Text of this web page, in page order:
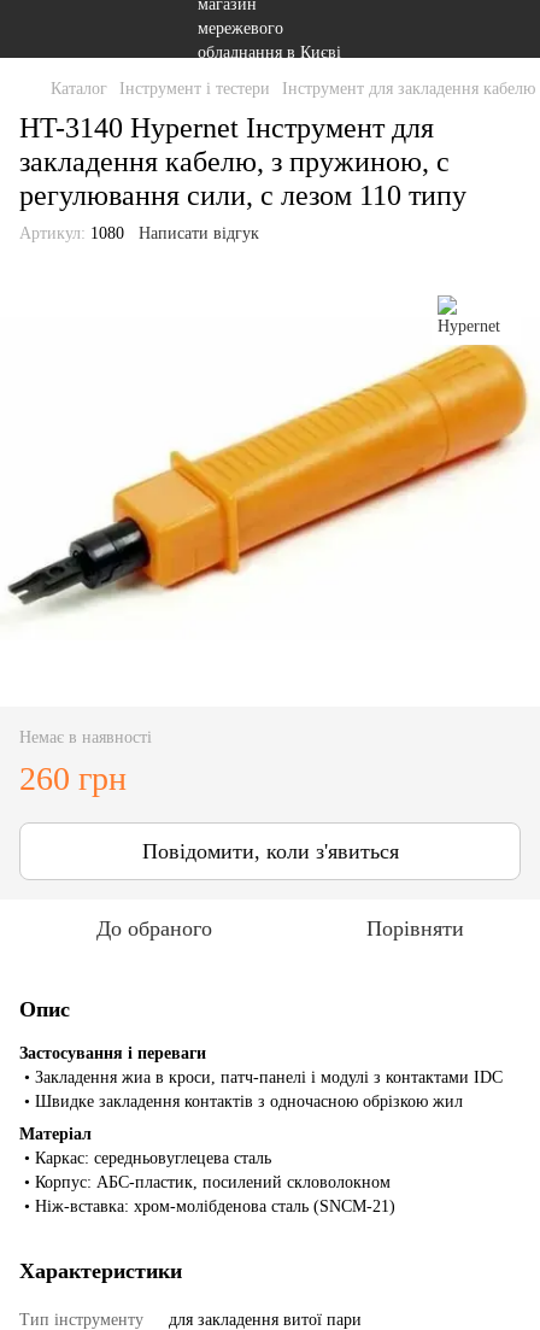
Каталог Інструмент і тестери Інструмент для закладення кабелю
HT-3140 Hypernet Інструмент для
закладення кабелю, з пружиною, c
регулювання сили, c лезом 110 типу
Артикул: 1080 Написати відгук
Немає в наявності
260 грн
Повідомити, коли з'явиться
До обраного Порівняти
Опис
Застосування і переваги
• Закладення жиа в кроси, патч-панелі і модулі з контактами IDC
• Швидке закладення контактів з одночасною обрізкою жил
Матеріал
• Каркас: середньовуглецева сталь
• Корпус: АБС-пластик, посилений скловолокном
• Ніж-вставка: хром-молібденова сталь (SNCM-21)
Характеристики
Тип інструменту
для закладення витої пари